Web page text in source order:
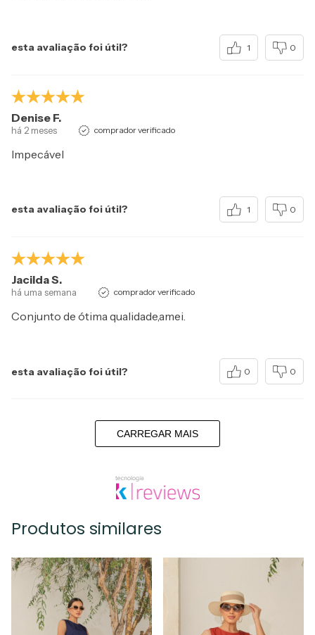
esta avaliação foi útil? 1 0
Denise F.
há 2 meses comprador verificado
Impecável
esta avaliação foi útil? 1 0
Jacilda S.
há uma semana comprador verificado
Conjunto de ótima qualidade,amei.
esta avaliação foi útil? 0 0
CARREGAR MAIS
Produtos similares